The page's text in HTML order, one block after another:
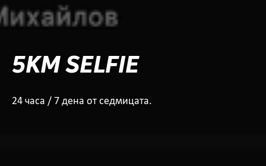
5KM SELFIE
24 часа / 7 дена от седмицата.